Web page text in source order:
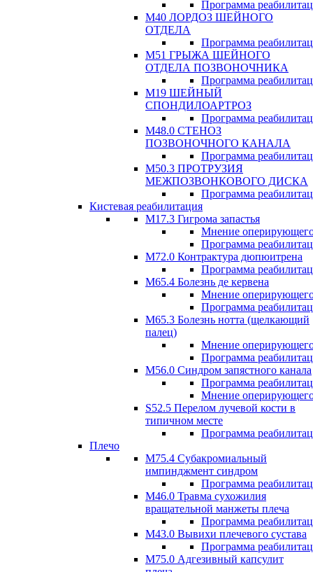
Программа
М40 ЛОРДОЗ ШЕЙНОГО
ОТДЕЛА
Программа
М51 ГРЫЖА ШЕЙНОГО
ОТДЕЛА ПОЗВОНОЧНИКА
Программа
М19 ШЕЙНЫЙ
СПОНДИЛОАРТРОЗ
Программа
М48.0 СТЕНОЗ
ПОЗВОНОЧНОГО КАНАЛА
Программа
М50.3 ПРОТРУЗИЯ
МЕЖПОЗВОНКОВОГО ДИСКА
Программа
Кистевая реабилитация
M17.3 Гигрома запастья
Мнение
Программа
М72.0 Контрактура дюпюитрена
Программа
M65.4 Болезнь де кервена
Мнение
Программа
М65.3 Болезнь нотта (щелкающий
палец)
Мнение
Программа
M56.0 Синдром запястного канала
Программа
Мнение
S52.5 Перелом лучевой кости в
типичном месте
Программа
Плечо
М75.4 Субакромиальный
импинджмент синдром
Программа
М46.0 Травма сухожилия
вращательной манжеты плеча
Программа
M43.0 Вывихи плечевого сустава
Программа
М75.0 Адгезивный капсулит